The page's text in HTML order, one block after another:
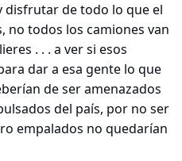
disfrutar de todo lo que el
no todos los camiones van
. . . a ver si esos
dar a esa gente lo que
de ser amenazados
del país, por no ser
empalados no quedarían